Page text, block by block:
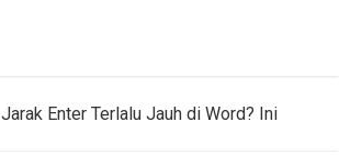
Jarak Enter Terlalu Jauh di Word? Ini